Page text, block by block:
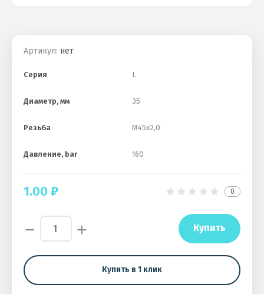
Артикул: нет
Серия L
Диаметр, мм 35
Резьба M45x2,0
Давление, bar 160
1.00 ₽ 0
− + Купить
Купить в 1 клик